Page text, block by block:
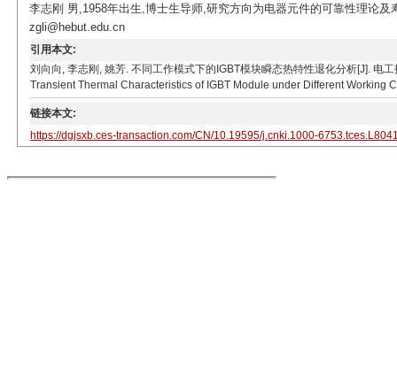
李志刚 男,1958年出生,博士生导师,研究方向为电器元件的可靠性理论
zgli@hebut.edu.cn
引用本文:
刘向向, 李志刚, 姚芳. 不同工作模式下的IGBT模块瞬态热特性退化分析[J].
Transient Thermal Characteristics of IGBT Module under Different
链接本文:
https://dgjsxb.ces-transaction.com/CN/10.19595/j.cnki.1000-